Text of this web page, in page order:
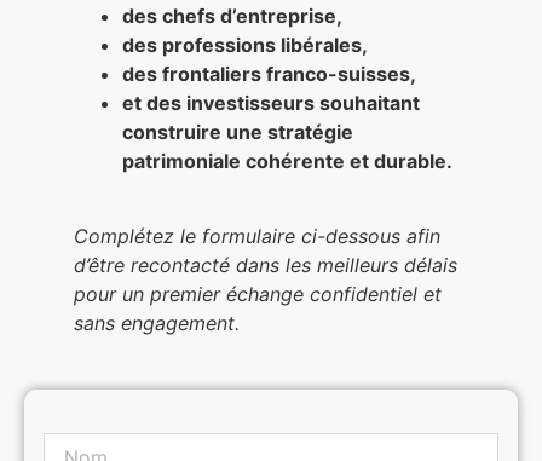
des chefs d’entreprise,
des professions libérales,
des frontaliers franco-suisses,
et des investisseurs souhaitant
construire une stratégie
patrimoniale cohérente et durable.
Complétez le formulaire ci-dessous afin
d’être recontacté dans les meilleurs délais
pour un premier échange confidentiel et
sans engagement.